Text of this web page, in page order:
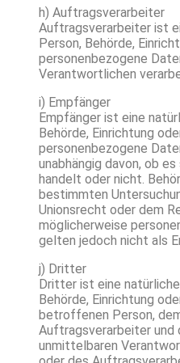
h) Auftragsverarbeiter
Auftragsverarbeiter ist
Person, Behörde,
personenbezogene
Verantwortlichen
i) Empfänger
Empfänger ist eine
Behörde, Einrichtung
personenbezogene
unabhängig davon, ob
handelt oder nicht.
bestimmten
Unionsrecht oder dem
möglicherweise
gelten jedoch nicht als
j) Dritter
Dritter ist eine
Behörde, Einrichtung
betroffenen Person,
Auftragsverarbeiter und
unmittelbaren